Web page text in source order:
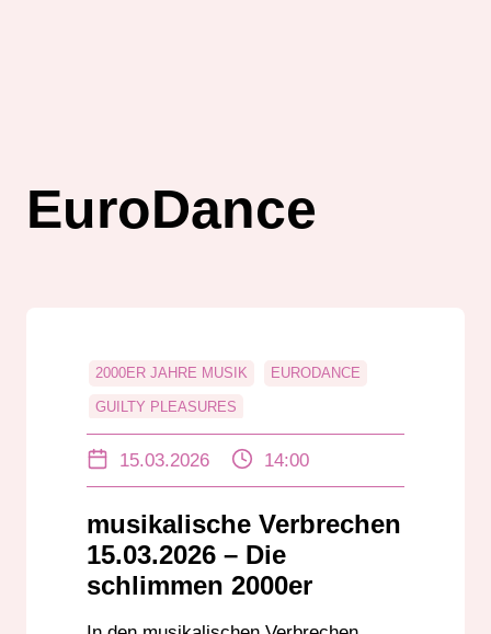
EuroDance
2000ER JAHRE MUSIK EURODANCE
GUILTY PLEASURES
MUSIK COMEDY
NOSTALGIE 2000ER O-ZONE
PARTYTRASH SCHLECHTE MUSIK
15.03.2026 14:00
musikalische Verbrechen
15.03.2026 – Die
schlimmen 2000er